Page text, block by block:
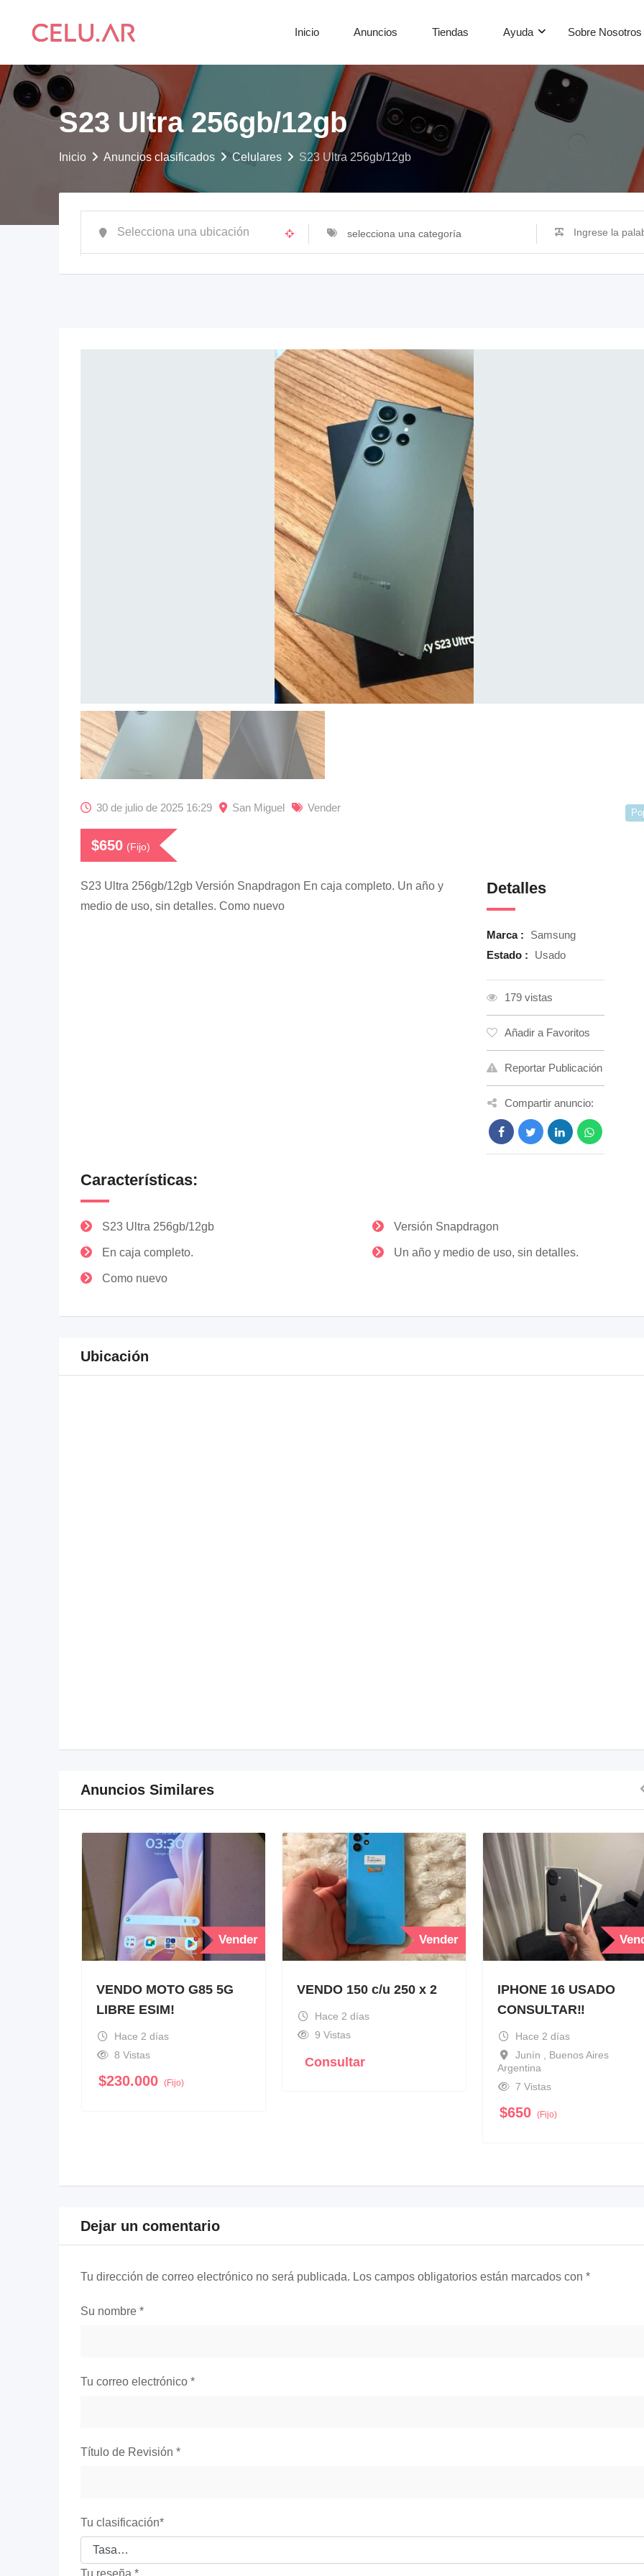
Inicio Anuncios Tiendas Ayuda Sobre Nosotros
S23 Ultra 256gb/12gb
Inicio Anuncios clasificados Celulares S23 Ultra 256gb/12gb
selecciona una categoría
30 de julio de 2025 16:29 San Miguel Vender
$650 (Fijo)
S23 Ultra 256gb/12gb Versión Snapdragon En caja completo. Un año y
medio de uso, sin detalles. Como nuevo
Detalles
Marca :
Samsung
Estado :
Usado
179 vistas
Añadir a Favoritos
Reportar Publicación
Compartir anuncio:
Características:
S23 Ultra 256gb/12gb Versión Snapdragon
En caja completo. Un año y medio de uso, sin detalles.
Como nuevo
Ubicación
Anuncios Similares
Vender
VENDO MOTO G85 5G
LIBRE ESIM!
Hace 2 días
8 Vistas
$230.000 (Fijo)
Vender
VENDO 150 c/u 250 x 2
Hace 2 días
9 Vistas
Consultar
IPHONE 16 USADO
CONSULTAR‼️
Hace 2 días
Junín , Buenos Aires
Argentina
7 Vistas
$650 (Fijo)
Dejar un comentario
Tu dirección de correo electrónico no será publicada. Los campos obligatorios están marcados con *
Su nombre *
Tu correo electrónico *
Título de Revisión *
Tu clasificación*